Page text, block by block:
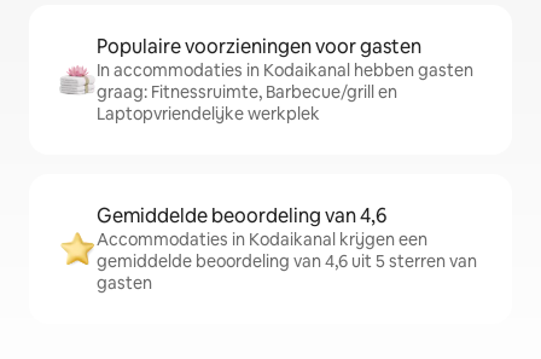
Populaire voorzieningen voor gasten
In accommodaties in Kodaikanal hebben gasten
graag: Fitnessruimte, Barbecue/grill en
Laptopvriendelijke werkplek
Gemiddelde beoordeling van 4,6
Accommodaties in Kodaikanal krijgen een
gemiddelde beoordeling van 4,6 uit 5 sterren van
gasten